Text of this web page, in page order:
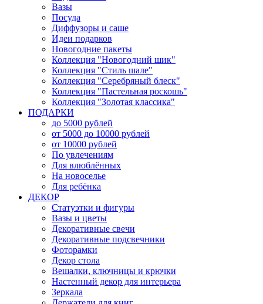
Вазы
Посуда
Диффузоры и саше
Идеи подарков
Новогодние пакеты
Коллекция "Новогодний шик"
Коллекция "Стиль шале"
Коллекция "Серебряный блеск"
Коллекция "Пастельная роскошь"
Коллекция "Золотая классика"
ПОДАРКИ
до 5000 рублей
от 5000 до 10000 рублей
от 10000 рублей
По увлечениям
Для влюблённых
На новоселье
Для ребёнка
ДЕКОР
Статуэтки и фигуры
Вазы и цветы
Декоративные свечи
Декоративные подсвечники
Фоторамки
Декор стола
Вешалки, ключницы и крючки
Настенный декор для интерьера
Зеркала